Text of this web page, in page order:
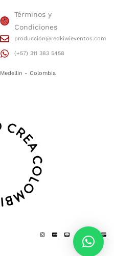
Términos y
Condiciones
producción@redkiwieventos.com
(+57) 311 383 5458
Medellin - Colombia